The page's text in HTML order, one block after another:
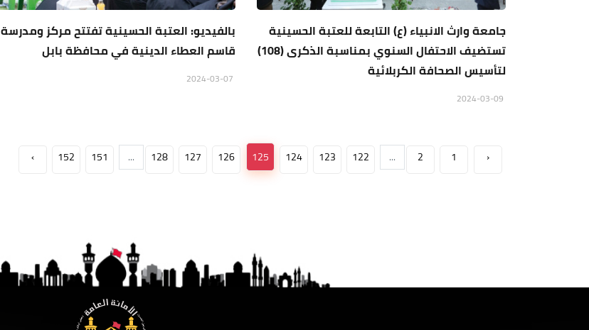
جامعة وارث الانبياء (ع) التابعة للعتبة الحسينية
تستضيف الاحتفال السنوي بمناسبة الذكرى (108)
لتأسيس الصحافة الكربلائية
بالفيديو: العتبة الحسينية تفتتح مركز ومدرسة
قاسم العطاء الدينية في محافظة بابل
‹
1
2
...
122
123
124
125
126
127
128
...
151
152
›